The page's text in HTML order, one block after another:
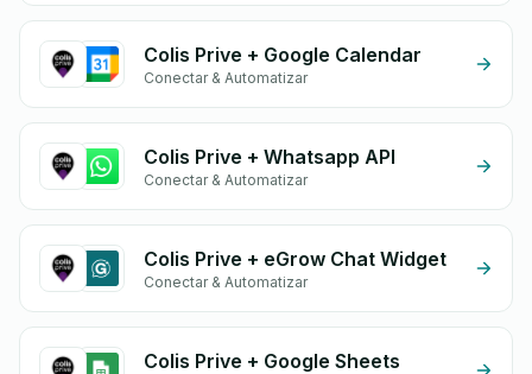
Colis Prive + Google Calendar
Conectar & Automatizar
Colis Prive + Whatsapp API
Conectar & Automatizar
Colis Prive + eGrow Chat Widget
Conectar & Automatizar
Colis Prive + Google Sheets